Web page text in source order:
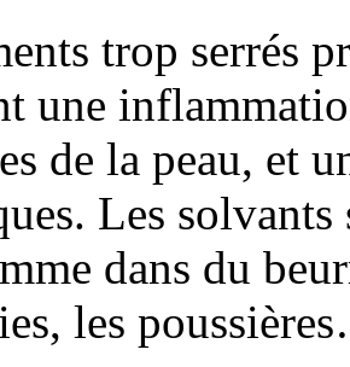
trop serrés
une
de la peau, et
Les
dans du
les